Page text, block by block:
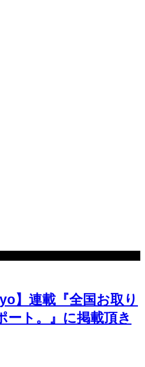
】連載『全国お取り
ート。』に掲載頂き